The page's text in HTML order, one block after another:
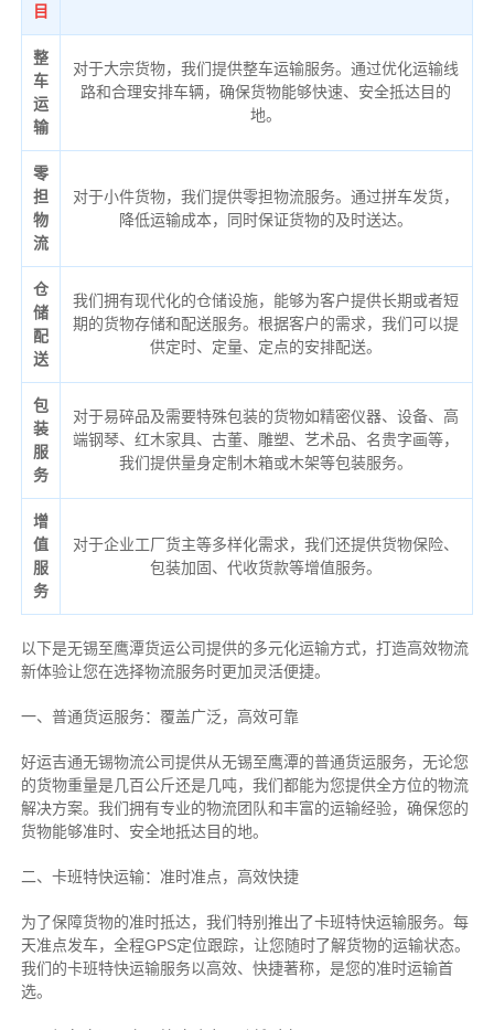
目
整
车
运
输
对于大宗货物，我们提供整车运输服务。通过优化运输线
路和合理安排车辆，确保货物能够快速、安全抵达目的
地。
零
担
物
流
对于小件货物，我们提供零担物流服务。通过拼车发货，
降低运输成本，同时保证货物的及时送达。
仓
储
配
送
我们拥有现代化的仓储设施，能够为客户提供长期或者短
期的货物存储和配送服务。根据客户的需求，我们可以提
供定时、定量、定点的安排配送。
包
装
服
务
对于易碎品及需要特殊包装的货物如精密仪器、设备、高
端钢琴、红木家具、古董、雕塑、艺术品、名贵字画等，
我们提供量身定制木箱或木架等包装服务。
增
值
服
务
对于企业工厂货主等多样化需求，我们还提供货物保险、
包装加固、代收货款等增值服务。
以下是无锡至鹰潭货运公司提供的多元化运输方式，打造高效物流
新体验让您在选择物流服务时更加灵活便捷。
一、普通货运服务：覆盖广泛，高效可靠
好运吉通无锡物流公司提供从无锡至鹰潭的普通货运服务，无论您
的货物重量是几百公斤还是几吨，我们都能为您提供全方位的物流
解决方案。我们拥有专业的物流团队和丰富的运输经验，确保您的
货物能够准时、安全地抵达目的地。
二、卡班特快运输：准时准点，高效快捷
为了保障货物的准时抵达，我们特别推出了卡班特快运输服务。每
天准点发车，全程GPS定位跟踪，让您随时了解货物的运输状态。
我们的卡班特快运输服务以高效、快捷著称，是您的准时运输首
选。